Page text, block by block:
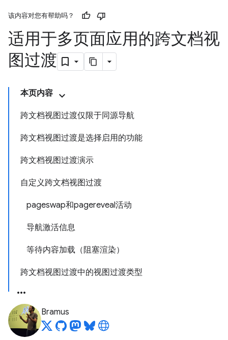
该内容对您有帮助吗？
适用于多页面应用的跨文档视
图过渡
本页内容
跨文档视图过渡仅限于同源导航
跨文档视图过渡是选择启用的功能
跨文档视图过渡演示
自定义跨文档视图过渡
pageswap和pagereveal活动
导航激活信息
等待内容加载（阻塞渲染）
跨文档视图过渡中的视图过渡类型
Bramus